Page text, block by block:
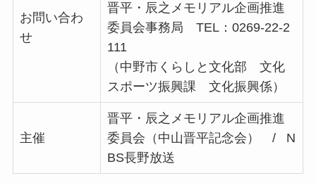
お問い合わ
せ
晋平・辰之メモリアル企画推進
委員会事務局 TEL：0269-22-2
111
（中野市くらしと文化部 文化
スポーツ振興課 文化振興係）
主催
晋平・辰之メモリアル企画推進
委員会（中山晋平記念会） / N
BS長野放送